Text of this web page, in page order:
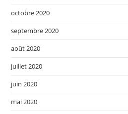
octobre 2020
septembre 2020
août 2020
juillet 2020
juin 2020
mai 2020